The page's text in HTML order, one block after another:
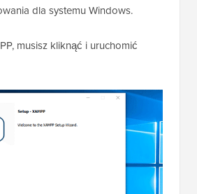
dla systemu Windows.
musisz kliknąć i uruchomić